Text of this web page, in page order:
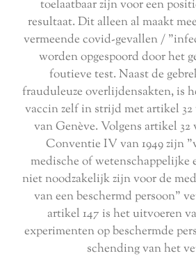
toelaatbaar zijn voor een
resultaat. Dit alleen al maakt
vermeende covid-gevallen /
worden opgespoord door het
foutieve test. Naast de
frauduleuze overlijdensakten, is
vaccin zelf in strijd met artikel
van Genève. Volgens artikel 32
Conventie IV van 1949 zijn
medische of wetenschappelijke
niet noodzakelijk zijn voor de
van een beschermd persoon"
artikel 147 is het uitvoeren
experimenten op beschermde
schending van het